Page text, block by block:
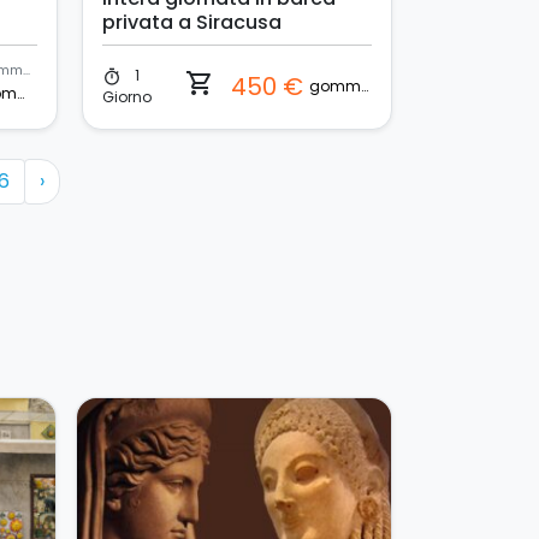
gommone
gommone
privata a Siracusa
timer
1
Giorno
shopping_cart 450 € gommone
›